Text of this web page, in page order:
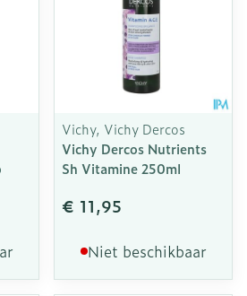
Vichy, Vichy Dercos
Vichy Dercos Nutrients
Sh Vitamine 250ml
€ 11,95
Niet beschikbaar